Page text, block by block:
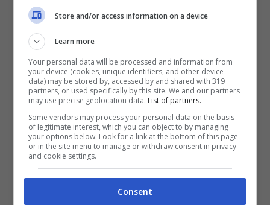
giovane centrocampista spagnolo, Marc
Casadò, classe 2003,
lasciare il club catalano per sbarcare a
Torino. La sua valutazione si aggira intorno ai
30 milioni di euro: Manuel Locatelli potrebbe
essere la soluzione immediata per abbassare
le pretese da Barcellona.
Il centrocampista italiano è stato accostato
poche ore alle big della Premier League: a
partire da gennaio potrebbe esserci così
Store and/or access information on a device
Learn more
Your personal data will be processed and information from
your device (cookies, unique identifiers, and other device
data) may be stored by, accessed by and shared with 319
partners, or used specifically by this site. We and our partners
may use precise geolocation data. List of partners.
Some vendors may process your personal data on the basis
of legitimate interest, which you can object to by managing
your options below. Look for a link at the bottom of this page
or in the site menu to manage or withdraw consent in privacy
and cookie settings.
Consent